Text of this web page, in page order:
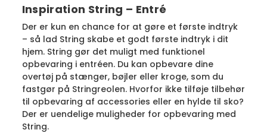
Inspiration String – Entré
Der er kun en chance for at gøre et første indtryk
– så lad String skabe et godt første indtryk i dit
hjem. String gør det muligt med funktionel
opbevaring i entréen. Du kan opbevare dine
overtøj på stænger, bøjler eller kroge, som du
fastgør på Stringreolen. Hvorfor ikke tilføje tilbehør
til opbevaring af accessories eller en hylde til sko?
Der er uendelige muligheder for opbevaring med
String.